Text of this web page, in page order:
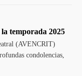
temporada 2025
(AVENCRIT)
condolencias,